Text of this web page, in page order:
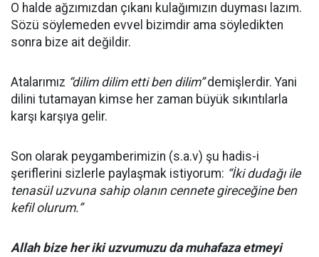
O halde ağzımızdan çıkanı kulağımızın duyması lazım.
Sözü söylemeden evvel bizimdir ama söyledikten
sonra bize ait değildir.
Atalarımız “dilim dilim etti ben dilim”demişlerdir. Yani
dilini tutamayan kimse her zaman büyük sıkıntılarla
karşı karşıya gelir.
Son olarak peygamberimizin (s.a.v) şu hadis-i
şeriflerini sizlerle paylaşmak istiyorum: “İki dudağı ile
tenasül uzvuna sahip olanın cennete gireceğine ben
kefil olurum.”
Allah bize her iki uzvumuzu da muhafaza etmeyi